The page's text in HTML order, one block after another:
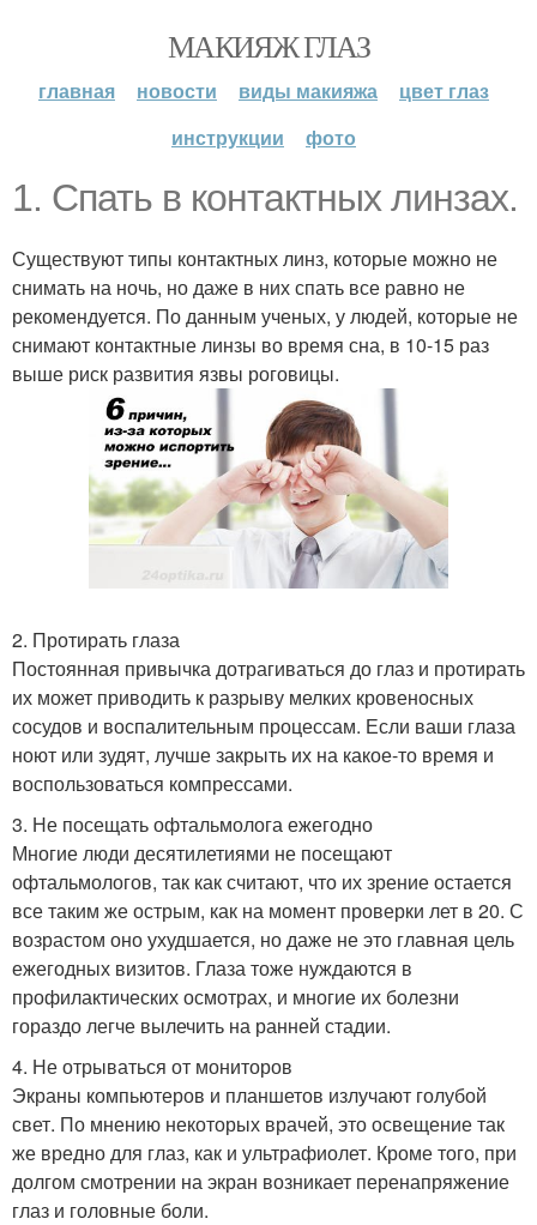
МАКИЯЖ ГЛАЗ
главная новости виды макияжа
цвет глаз
инструкции
фото
1. Спать в контактных линзах.
Существуют типы контактных линз, которые можно не
снимать на ночь, но даже в них спать все равно не
рекомендуется. По данным ученых, у людей, которые не
снимают контактные линзы во время сна, в 10-15 раз
выше риск развития язвы роговицы.
2. Протирать глаза
Постоянная привычка дотрагиваться до глаз и протирать
их может приводить к разрыву мелких кровеносных
сосудов и воспалительным процессам. Если ваши глаза
ноют или зудят, лучше закрыть их на какое-то время и
воспользоваться компрессами.
3. Не посещать офтальмолога ежегодно
Многие люди десятилетиями не посещают
офтальмологов, так как считают, что их зрение остается
все таким же острым, как на момент проверки лет в 20. С
возрастом оно ухудшается, но даже не это главная цель
ежегодных визитов. Глаза тоже нуждаются в
профилактических осмотрах, и многие их болезни
гораздо легче вылечить на ранней стадии.
4. Не отрываться от мониторов
Экраны компьютеров и планшетов излучают голубой
свет. По мнению некоторых врачей, это освещение так
же вредно для глаз, как и ультрафиолет. Кроме того, при
долгом смотрении на экран возникает перенапряжение
глаз и головные боли.